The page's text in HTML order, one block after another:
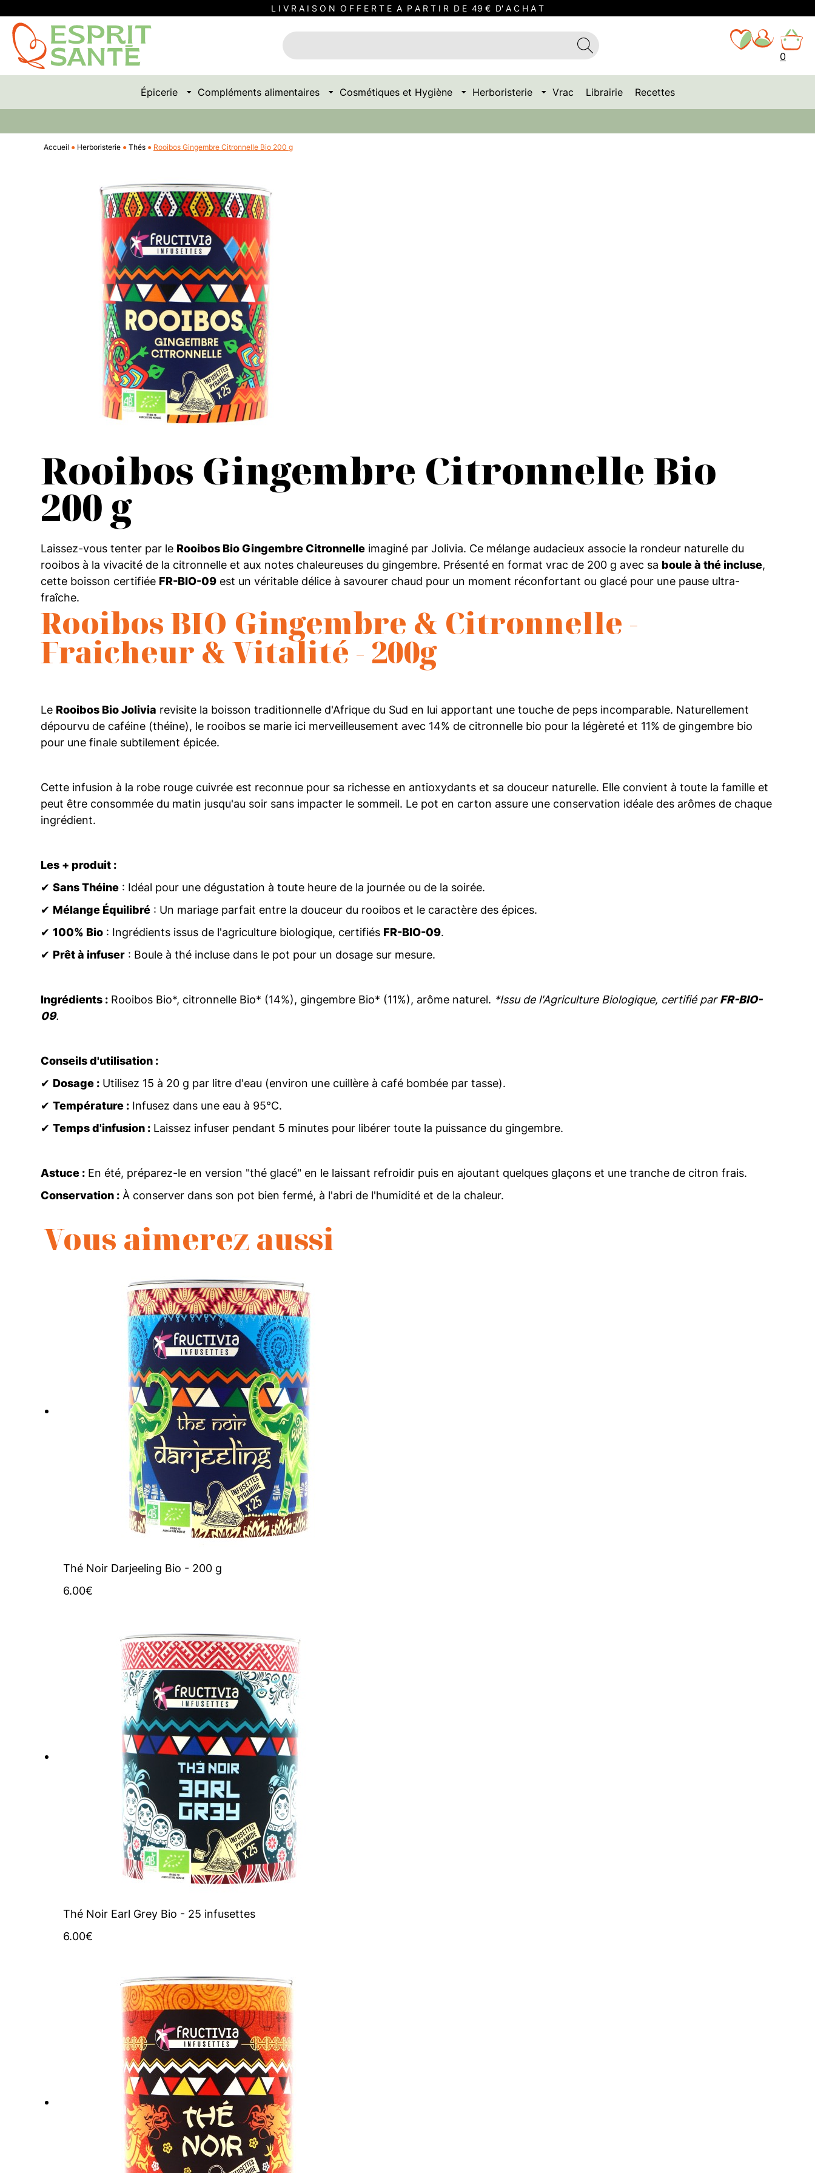
L I V R A I S O N O F F E R T E A P A R T I R D E 49 € D' A C H A T
0
Épicerie Compléments alimentaires Cosmétiques et Hygiène Herboristerie Vrac Librairie Recettes
Accueil Herboristerie Thés Rooibos Gingembre Citronnelle Bio 200 g
Rooibos Gingembre Citronnelle Bio
200 g
Laissez-vous tenter par le Rooibos Bio Gingembre Citronnelle imaginé par Jolivia. Ce mélange audacieux associe la rondeur naturelle du
rooibos à la vivacité de la citronnelle et aux notes chaleureuses du gingembre. Présenté en format vrac de 200 g avec sa boule à thé incluse,
cette boisson certifiée FR-BIO-09 est un véritable délice à savourer chaud pour un moment réconfortant ou glacé pour une pause ultra-
fraîche.
Rooibos BIO Gingembre & Citronnelle -
Fraicheur & Vitalité - 200g
Le Rooibos Bio Jolivia revisite la boisson traditionnelle d'Afrique du Sud en lui apportant une touche de peps incomparable. Naturellement
dépourvu de caféine (théine), le rooibos se marie ici merveilleusement avec 14% de citronnelle bio pour la légèreté et 11% de gingembre bio
pour une finale subtilement épicée.
Cette infusion à la robe rouge cuivrée est reconnue pour sa richesse en antioxydants et sa douceur naturelle. Elle convient à toute la famille et
peut être consommée du matin jusqu'au soir sans impacter le sommeil. Le pot en carton assure une conservation idéale des arômes de chaque
ingrédient.
Les + produit :
✔ Sans Théine : Idéal pour une dégustation à toute heure de la journée ou de la soirée.
✔ Mélange Équilibré : Un mariage parfait entre la douceur du rooibos et le caractère des épices.
✔ 100% Bio : Ingrédients issus de l'agriculture biologique, certifiés FR-BIO-09.
✔ Prêt à infuser : Boule à thé incluse dans le pot pour un dosage sur mesure.
Ingrédients : Rooibos Bio*, citronnelle Bio* (14%), gingembre Bio* (11%), arôme naturel. *Issu de l'Agriculture Biologique, certifié parFR-BIO-
09.
Conseils d'utilisation :
✔ Dosage : Utilisez 15 à 20 g par litre d'eau (environ une cuillère à café bombée par tasse).
✔ Température : Infusez dans une eau à 95°C.
✔ Temps d'infusion : Laissez infuser pendant 5 minutes pour libérer toute la puissance du gingembre.
Astuce : En été, préparez-le en version "thé glacé" en le laissant refroidir puis en ajoutant quelques glaçons et une tranche de citron frais.
Conservation : À conserver dans son pot bien fermé, à l'abri de l'humidité et de la chaleur.
Vous aimerez aussi
Thé Noir Darjeeling Bio - 200 g
6.00€
Thé Noir Earl Grey Bio - 25 infusettes
6.00€